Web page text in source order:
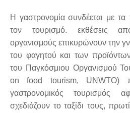
Η γαστρονομία συνδέεται με τα
τον τουρισμό. εκθέσεις
οργανισμούς επικυρώνουν την
του φαγητού και των
του Παγκόσμιου Οργανισμού
on food tourism, UNWTO)
γαστρονομικός τουρισμός
σχεδιάζουν το ταξίδι τους,